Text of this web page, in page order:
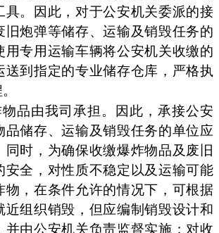
具。因此，对于公安机关委派的接
旧炮弹等储存、运输及销毁任务的
用专用运输车辆将公安机关收缴的
送到指定的专业储存仓库，严格执
品由我司承担。因此，承接公安
品储存、运输及销毁任务的单位应
同时，为确保收缴爆炸物品及废旧
安全，对性质不稳定以及运输可能
物，在条件允许的情况下，可根据
近组织销毁，但应编制销毁设计和
并由公安机关负责监督实施；对收